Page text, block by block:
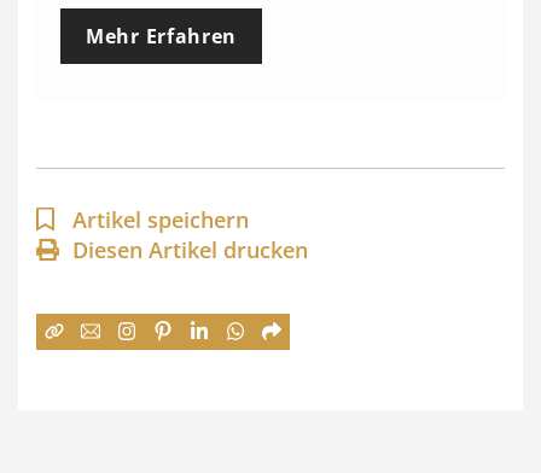
e
p
a
n
e
Mehr Erfahren
Artikel speichern
Diesen Artikel drucken